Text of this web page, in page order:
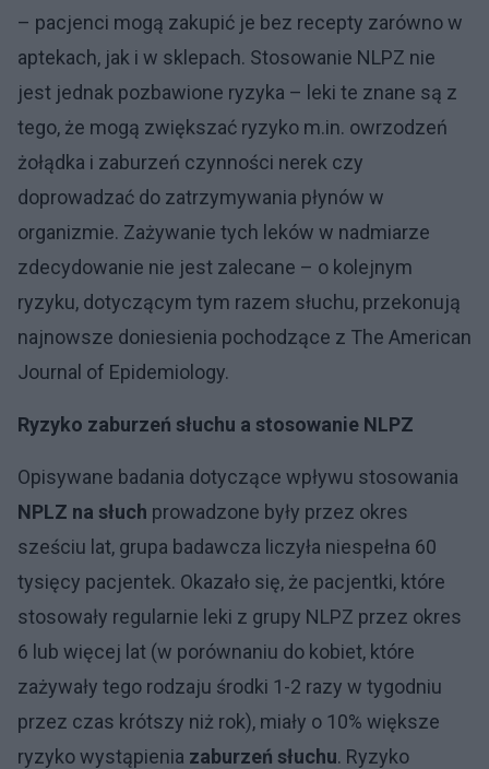
– pacjenci mogą zakupić je bez recepty zarówno w
aptekach, jak i w sklepach. Stosowanie NLPZ nie
jest jednak pozbawione ryzyka – leki te znane są z
tego, że mogą zwiększać ryzyko m.in. owrzodzeń
żołądka i zaburzeń czynności nerek czy
doprowadzać do zatrzymywania płynów w
organizmie. Zażywanie tych leków w nadmiarze
zdecydowanie nie jest zalecane – o kolejnym
ryzyku, dotyczącym tym razem słuchu, przekonują
najnowsze doniesienia pochodzące z The American
Journal of Epidemiology.
Ryzyko zaburzeń słuchu a stosowanie NLPZ
Opisywane badania dotyczące wpływu stosowania
NPLZ na słuch prowadzone były przez okres
sześciu lat, grupa badawcza liczyła niespełna 60
tysięcy pacjentek. Okazało się, że pacjentki, które
stosowały regularnie leki z grupy NLPZ przez okres
6 lub więcej lat (w porównaniu do kobiet, które
zażywały tego rodzaju środki 1-2 razy w tygodniu
przez czas krótszy niż rok), miały o 10% większe
ryzyko wystąpienia zaburzeń słuchu. Ryzyko